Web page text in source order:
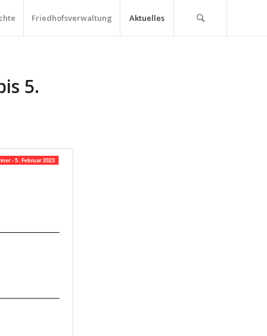
Friedhofsverwaltung Aktuelles
5.